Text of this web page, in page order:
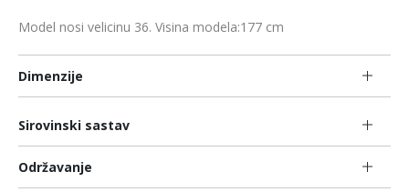
Model nosi velicinu 36. Visina modela:177 cm
Dimenzije
Sirovinski sastav
Održavanje